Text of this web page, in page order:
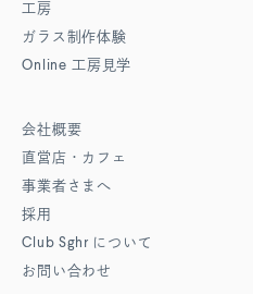
工房
ガラス制作体験
Online 工房見学
会社概要
直営店・カフェ
事業者さまへ
採用
Club Sghr について
お問い合わせ